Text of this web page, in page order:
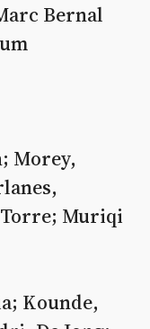
Bernal
Morey,
Muriqi
Kounde,